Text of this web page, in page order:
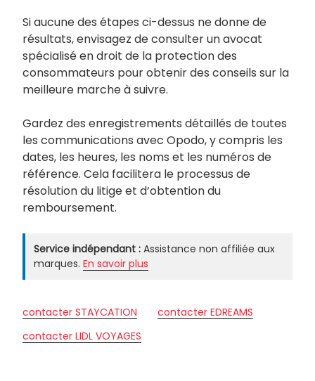
Si aucune des étapes ci-dessus ne donne de
résultats, envisagez de consulter un avocat
spécialisé en droit de la protection des
consommateurs pour obtenir des conseils sur la
meilleure marche à suivre.
Gardez des enregistrements détaillés de toutes
les communications avec Opodo, y compris les
dates, les heures, les noms et les numéros de
référence. Cela facilitera le processus de
résolution du litige et d’obtention du
remboursement.
Service indépendant : Assistance non affiliée aux
marques. En savoir plus
contacter STAYCATION
contacter EDREAMS
contacter LIDL VOYAGES